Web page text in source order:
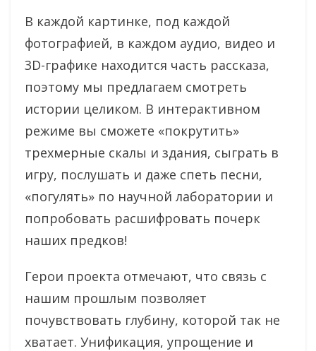
В каждой картинке, под каждой
фотографией, в каждом аудио, видео и
3D-графике находится часть рассказа,
поэтому мы предлагаем смотреть
истории целиком. В интерактивном
режиме вы сможете «покрутить»
трехмерные скалы и здания, сыграть в
игру, послушать и даже спеть песни,
«погулять» по научной лаборатории и
попробовать расшифровать почерк
наших предков!
Герои проекта отмечают, что связь с
нашим прошлым позволяет
почувствовать глубину, которой так не
хватает. Унификация, упрощение и